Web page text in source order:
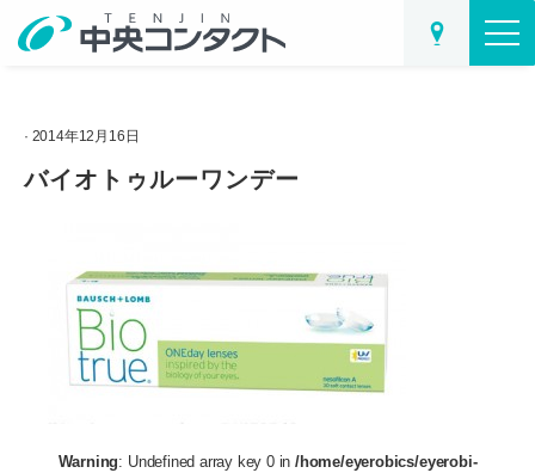
· 2014年12月16日
バイオトゥルーワンデー
Warning: Undefined array key 0 in/home/eyerobics/eyerobi-